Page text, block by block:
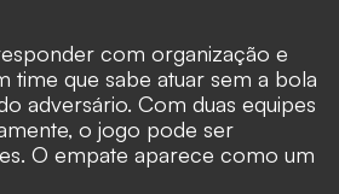
com organização e
time que sabe atuar sem a bola
adversário. Com duas equipes
o jogo pode ser
O empate aparece como um